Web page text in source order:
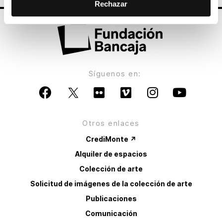
Rechazar
Síguenos en:
Otros enlaces
CrediMonte ↗
Alquiler de espacios
Colección de arte
Solicitud de imágenes de la colección de arte
Publicaciones
Comunicación